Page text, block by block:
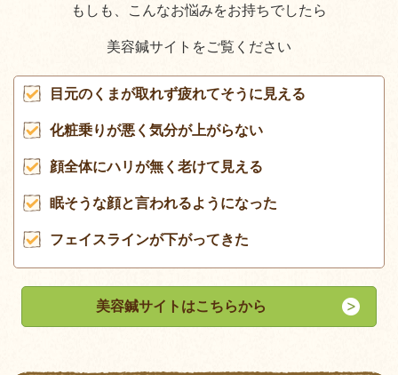
もしも、こんなお悩みをお持ちでしたら
美容鍼サイトをご覧ください
目元のくまが取れず疲れてそうに見える
化粧乗りが悪く気分が上がらない
顔全体にハリが無く老けて見える
眠そうな顔と言われるようになった
フェイスラインが下がってきた
美容鍼サイトはこちらから